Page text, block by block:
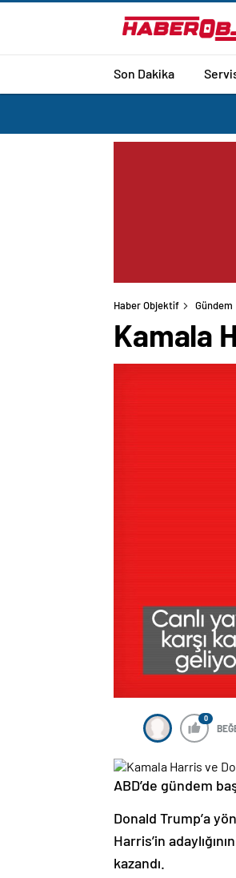
Son Dakika
Haber Objektif Gündem
Kamala
0
ABD’de gündem
Donald Trump’a
Harris’in
kazandı.